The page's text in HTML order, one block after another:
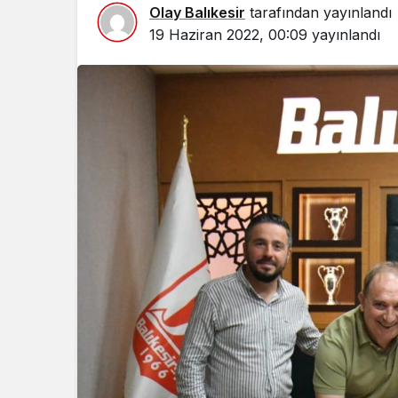
Olay Balıkesir tarafından yayınlandı
19 Haziran 2022, 00:09 yayınlandı